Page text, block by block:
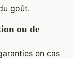
goût.
ou de
en cas